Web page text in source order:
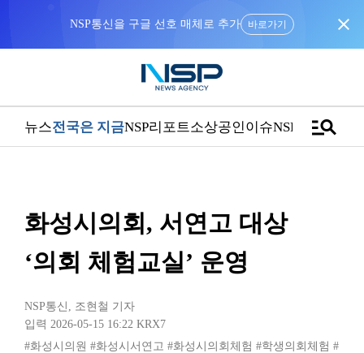
NSP통신을 구글 선호 매체로 추가 바로가기 close
뉴스전국은 지금NSP리포트소상공인이슈NSPTVmanage_search
화성시의회, 서연고 대상
‘의회 체험교실’ 운영
NSP통신 , 조현철 기자
입력 2026-05-15 16:22 KRX7
#화성시의원 #화성시서연고 #화성시의회체험 #학생의회체험 #